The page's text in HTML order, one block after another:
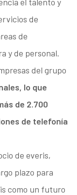
el talento y
de
de
y de personal.
del grupo
lo que
de 2.700
de telefonía
de everis,
plazo para
como un futuro